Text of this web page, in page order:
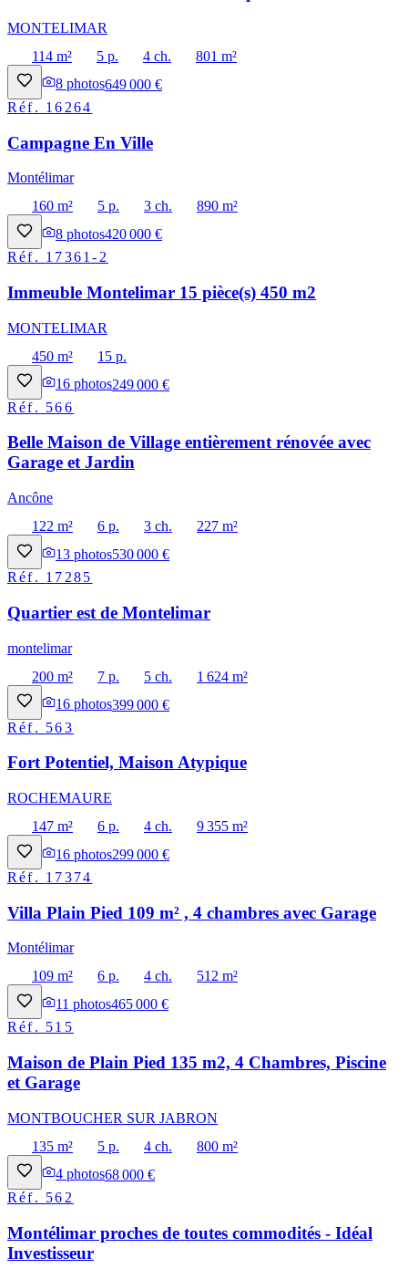
MONTELIMAR
114 m²
5 p. 4 ch.
801 m²
8 photos649 000 €
Réf. 16264
Campagne En Ville
Montélimar
160 m²
5 p. 3 ch.
890 m²
8 photos420 000 €
Réf. 17361-2
Immeuble Montelimar 15 pièce(s) 450 m2
MONTELIMAR
450 m²
15 p.
16 photos249 000 €
Réf. 566
Belle Maison de Village entièrement rénovée avec
Garage et Jardin
Ancône
122 m²
6 p. 3 ch.
227 m²
13 photos530 000 €
Réf. 17285
Quartier est de Montelimar
montelimar
200 m²
7 p. 5 ch.
1 624 m²
16 photos399 000 €
Réf. 563
Fort Potentiel, Maison Atypique
ROCHEMAURE
147 m²
6 p. 4 ch.
9 355 m²
16 photos299 000 €
Réf. 17374
Villa Plain Pied 109 m² , 4 chambres avec Garage
Montélimar
109 m²
6 p. 4 ch.
512 m²
11 photos465 000 €
Réf. 515
Maison de Plain Pied 135 m2, 4 Chambres, Piscine
et Garage
MONTBOUCHER SUR JABRON
135 m²
5 p. 4 ch.
800 m²
4 photos68 000 €
Réf. 562
Montélimar proches de toutes commodités - Idéal
Investisseur